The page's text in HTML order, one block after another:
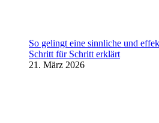
So gelingt eine sinnliche und
Schritt für Schritt erklärt
21. März 2026